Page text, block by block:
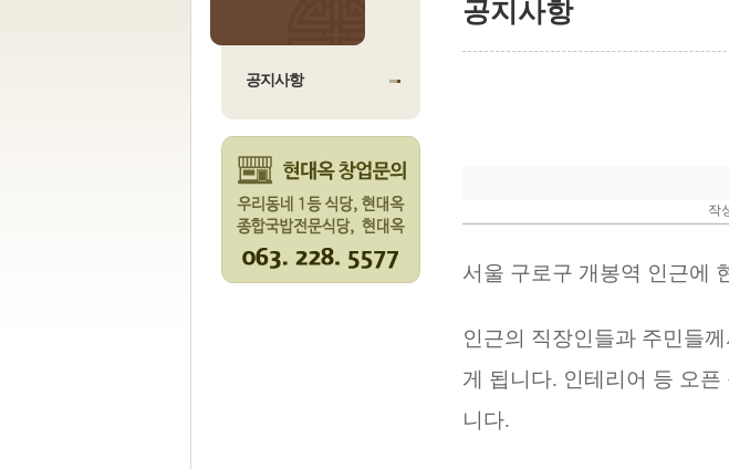
공지사항
공지사항
작
서울 구로구 개봉역 인근에
인근의 직장인들과 주민들
게 됩니다. 인테리어 등 오
니다.